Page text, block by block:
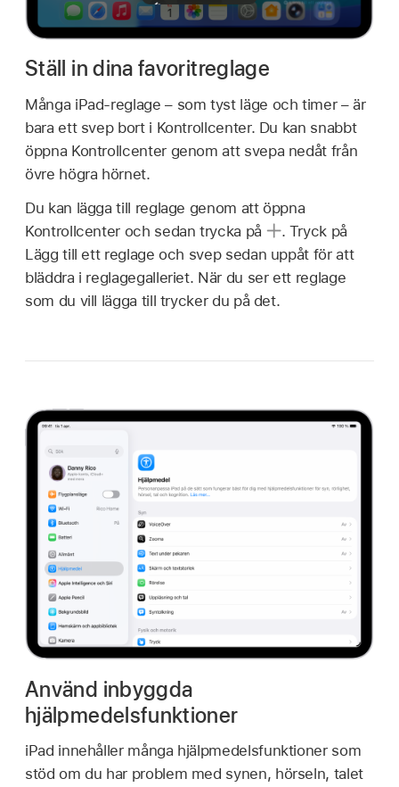
Ställ in dina favoritreglage
Många iPad-reglage – som tyst läge och timer – är
bara ett svep bort i Kontrollcenter. Du kan snabbt
öppna Kontrollcenter genom att svepa nedåt från
övre högra hörnet.
Du kan lägga till reglage genom att öppna
Kontrollcenter och sedan trycka på
. Tryck på
Lägg till ett reglage och svep sedan uppåt för att
bläddra i reglagegalleriet. När du ser ett reglage
som du vill lägga till trycker du på det.
Använd inbyggda
hjälpmedelsfunktioner
iPad innehåller många hjälpmedelsfunktioner som
stöd om du har problem med synen, hörseln, talet